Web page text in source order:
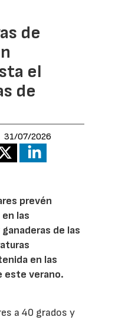
de
el
de
31/07/2026
prevén
las
de las
en las
este verano.
a 40 grados y